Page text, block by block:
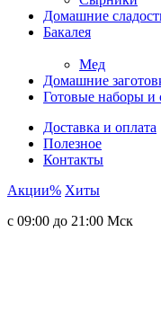
Домашние
Бакалея
Мед
Домашние
Готовые наборы и
Доставка и оплата
Полезное
Контакты
Акции% Хиты
с 09:00 до 21:00 Мск